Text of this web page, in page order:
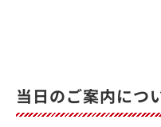
当日のご案内につ